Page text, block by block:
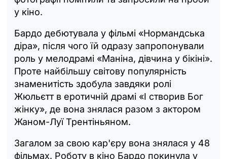
у кіно.
Бардо дебютувала у фільмі «Нормандська
діра», після чого їй одразу запропонували
роль у мелодрамі «Маніна, дівчина у бікіні».
Проте найбільшу світову популярність
знаменитість здобула завдяки ролі
Жюльєтт в еротичній драмі «І створив Бог
жінку», де вона знялася разом з актором
Жаном-Луї Трентіньяном.
Загалом за свою кар'єру вона знялася у 48
фільмах. Роботу в кіно Бардо покинула у